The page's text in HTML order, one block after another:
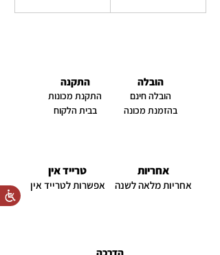
התקנה
התקנת מכונות
בבית הלקוח
הובלה
הובלה חינם
בהזמנת מכונה
אחריות
אחריות מלאה לשנה
טרייד אין
אפשרות לטרייד אין